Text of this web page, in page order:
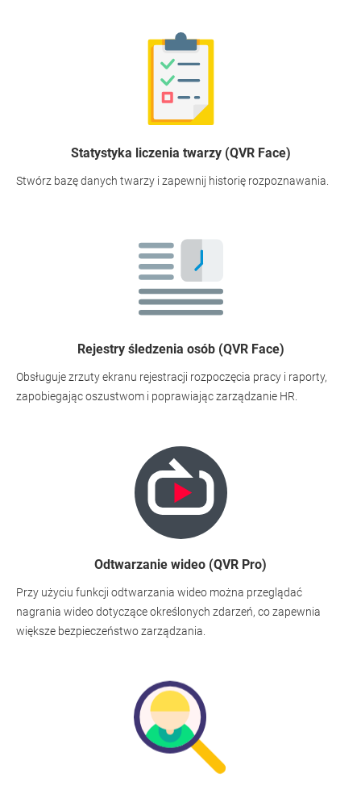
Statystyka liczenia twarzy (QVR Face)
Stwórz bazę danych twarzy i zapewnij historię rozpoznawania.
Rejestry śledzenia osób (QVR Face)
Obsługuje zrzuty ekranu rejestracji rozpoczęcia pracy i raporty,
zapobiegając oszustwom i poprawiając zarządzanie HR.
Odtwarzanie wideo (QVR Pro)
Przy użyciu funkcji odtwarzania wideo można przeglądać
nagrania wideo dotyczące określonych zdarzeń, co zapewnia
większe bezpieczeństwo zarządzania.